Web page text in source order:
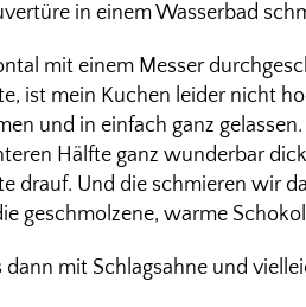
in einem Wasserbad
mit einem Messer
ist mein Kuchen leider nicht
und in einfach ganz
Hälfte ganz wunderbar
drauf. Und die schmieren wir
geschmolzene, warme
mit Schlagsahne und